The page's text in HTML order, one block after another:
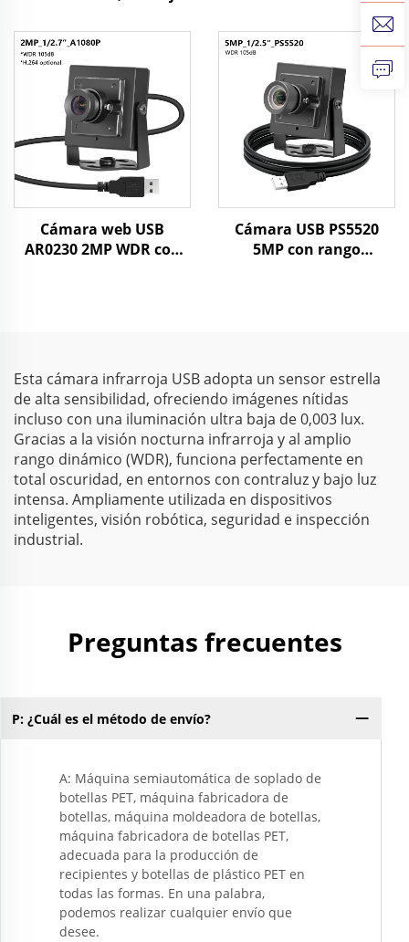
CMOS 2 MP, visión
nocturna Starlight,
cámara mini
1920x1080 30FPS Mini
cámara web para
reconocimiento facial,
visión por máquina
Cámara web USB
AR0230 2MP WDR con
Cámara USB PS5520
5MP con rango
visión artificial
industrial
Esta cámara infrarroja USB adopta un sensor estrella
de alta sensibilidad, ofreciendo imágenes nítidas
incluso con una iluminación ultra baja de 0,003 lux.
Gracias a la visión nocturna infrarroja y al amplio
rango dinámico (WDR), funciona perfectamente en
total oscuridad, en entornos con contraluz y bajo luz
intensa. Ampliamente utilizada en dispositivos
inteligentes, visión robótica, seguridad e inspección
industrial.
Preguntas frecuentes
P: ¿Cuál es el método de envío?
A: Máquina semiautomática de soplado de
botellas PET, máquina fabricadora de
botellas, máquina moldeadora de botellas,
máquina fabricadora de botellas PET,
adecuada para la producción de
recipientes y botellas de plástico PET en
todas las formas. En una palabra,
podemos realizar cualquier envío que
desee.